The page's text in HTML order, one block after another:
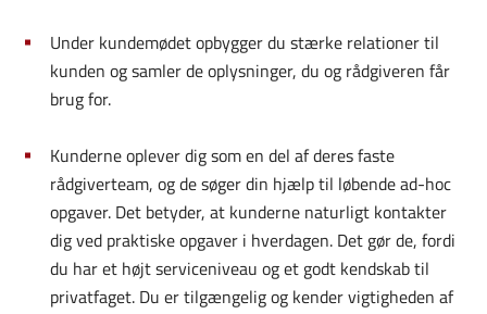
Under kundemødet opbygger du stærke relationer til
kunden og samler de oplysninger, du og rådgiveren får
brug for.
Kunderne oplever dig som en del af deres faste
rådgiverteam, og de søger din hjælp til løbende ad-hoc
opgaver. Det betyder, at kunderne naturligt kontakter
dig ved praktiske opgaver i hverdagen. Det gør de, fordi
du har et højt serviceniveau og et godt kendskab til
privatfaget. Du er tilgængelig og kender vigtigheden af